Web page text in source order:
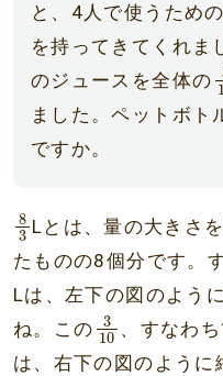
と、4人で使うため
を持ってきてくれま
のジュースを全体の
ました。ペットボト
ですか。
8
3
8 3Lとは、量の大きさ
たものの8個分です。
Lは、左下の図のよう
ね。この 3
10
310、すなわ
は、右下の図のように